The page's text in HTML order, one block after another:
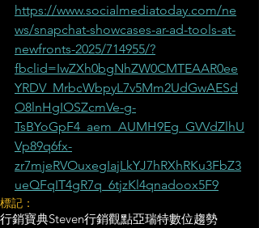
https://www.socialmediatoday.com/ne
ws/snapchat-showcases-ar-ad-tools-at-
newfronts-2025/714955/?
fbclid=IwZXh0bgNhZW0CMTEAAR0ee
YRDV_MrbcWbpyL7v5Mm2UdGwAESd
O8lnHgIOSZcmVe-g-
TsBYoGpF4_aem_AUMH9Eg_GVVdZlhU
Vp89q6fx-
zr7mjeRVOuxegIajLkYJ7hRXhRKu3FbZ3
ueQFqIT4gR7q_6tjzKl4qnadoox5F9
標記：
行銷寶典Steven行銷觀點亞瑞特數位趨勢